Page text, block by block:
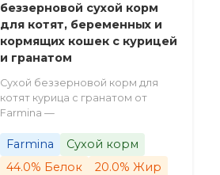
беззерновой сухой корм
для котят, беременных и
кормящих кошек с курицей
и гранатом
Сухой беззерновой корм для
котят курица с гранатом от
Farmina —
Farmina
Сухой корм
44.0% Белок
20.0% Жир